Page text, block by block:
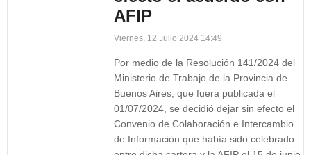
AFIP
Viernes, 12 Julio 2024 14:49
Por medio de la Resolución 141/2024 del
Ministerio de Trabajo de la Provincia de
Buenos Aires, que fuera publicada el
01/07/2024, se decidió dejar sin efecto el
Convenio de Colaboración e Intercambio
de Información que había sido celebrado